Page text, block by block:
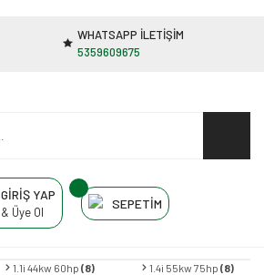
WHATSAPP İLETİŞİM
5359609675
GİRİŞ YAP
& Üye Ol
SEPETİM
1.1i 44kw 60hp(8) 1.4i 55kw 75hp (8)